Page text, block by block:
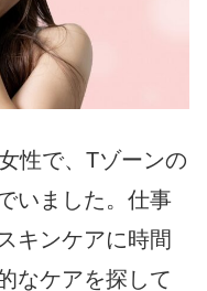
性で、Tゾーンの
いました。仕事
キンケアに時間
なケアを探して